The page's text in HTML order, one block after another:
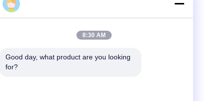
8:30 AM
Good day, what product are you looking
for?